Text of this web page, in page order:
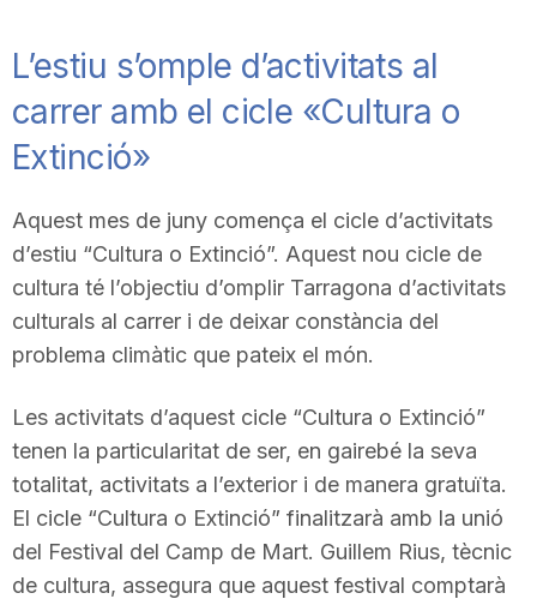
L’estiu s’omple d’activitats al
carrer amb el cicle «Cultura o
Extinció»
Aquest mes de juny comença el cicle d’activitats
d’estiu “Cultura o Extinció”. Aquest nou cicle de
cultura té l’objectiu d’omplir Tarragona d’activitats
culturals al carrer i de deixar constància del
problema climàtic que pateix el món.
Les activitats d’aquest cicle “Cultura o Extinció”
tenen la particularitat de ser, en gairebé la seva
totalitat, activitats a l’exterior i de manera gratuïta.
El cicle “Cultura o Extinció” finalitzarà amb la unió
del Festival del Camp de Mart. Guillem Rius, tècnic
de cultura, assegura que aquest festival comptarà